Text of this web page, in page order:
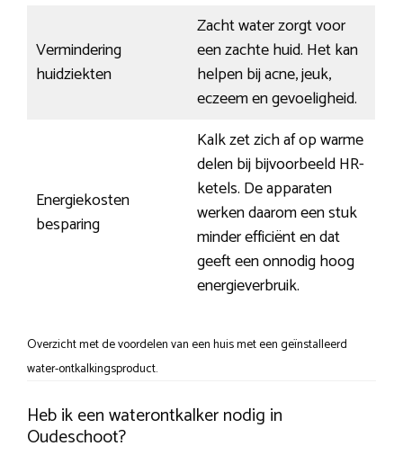
Vermindering
huidziekten
Zacht water zorgt voor
een zachte huid. Het kan
helpen bij acne, jeuk,
eczeem en gevoeligheid.
Energiekosten
besparing
Kalk zet zich af op warme
delen bij bijvoorbeeld HR-
ketels. De apparaten
werken daarom een stuk
minder efficiënt en dat
geeft een onnodig hoog
energieverbruik.
Overzicht met de voordelen van een huis met een geïnstalleerd
water-ontkalkingsproduct.
Heb ik een waterontkalker nodig in
Oudeschoot?